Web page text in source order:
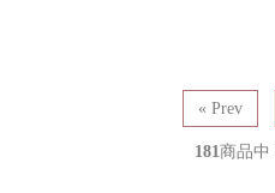
« Prev
181商品中